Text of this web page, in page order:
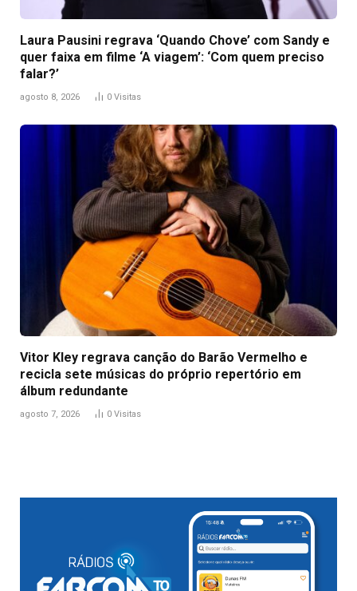
Laura Pausini regrava ‘Quando Chove’ com Sandy e
quer faixa em filme ‘A viagem’: ‘Com quem preciso
falar?’
agosto 8, 2026 0 Visitas
Vitor Kley regrava canção do Barão Vermelho e
recicla sete músicas do próprio repertório em
álbum redundante
agosto 7, 2026 0 Visitas